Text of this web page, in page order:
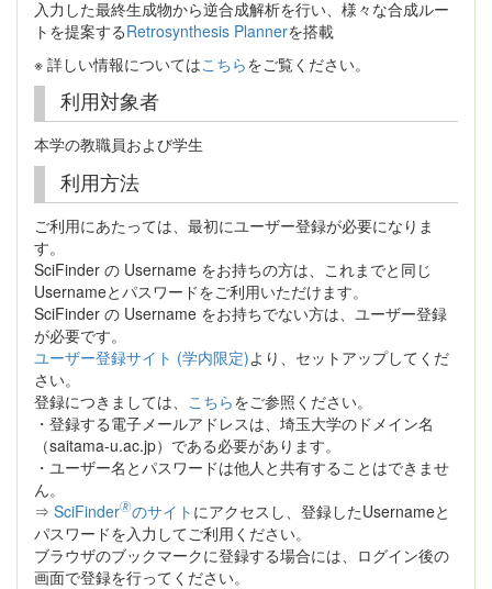
入力した最終生成物から逆合成解析を行い、様々な合成ルー
トを提案するRetrosynthesis Plannerを搭載
※ 詳しい情報についてはこちらをご覧ください。
利用対象者
本学の教職員および学生
利用方法
ご利用にあたっては、最初にユーザー登録が必要になりま
す。
SciFinder の Username をお持ちの方は、これまでと同じ
Usernameとパスワードをご利用いただけます。
SciFinder の Username をお持ちでない方は、ユーザー登録
が必要です。
ユーザー登録サイト (学内限定)より、セットアップしてくだ
さい。
登録につきましては、 こちらをご参照ください。
・登録する電子メールアドレスは、埼玉大学のドメイン名
（saitama-u.ac.jp）である必要があります。
・ユーザー名とパスワードは他人と共有することはできませ
ん。
⇒ SciFinder🄬のサイト にアクセスし、登録したUsernameと
パスワードを入力してご利用ください。
ブラウザのブックマークに登録する場合には、ログイン後の
画面で登録を行ってください。